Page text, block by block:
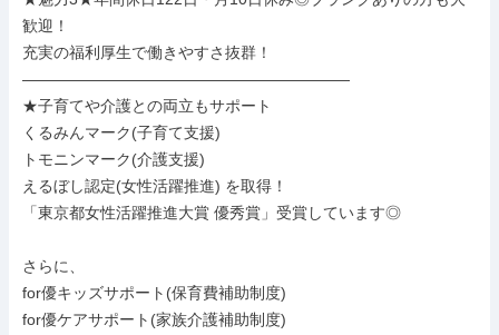
歓迎！
充実の福利厚生で働きやすさ抜群！
―――――――――――――――――――――
★子育てや介護との両立もサポート
くるみんマーク(子育て支援)
トモニンマーク(介護支援)
えるぼし認定(女性活躍推進) を取得！
「東京都女性活躍推進大賞 優秀賞」受賞しています◎
さらに、
for優キッズサポート(保育費補助制度)
for優ケアサポート(家族介護補助制度)